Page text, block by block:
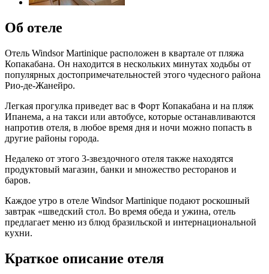
Об отеле
Отель Windsor Martinique расположен в квартале от пляжа
Копакабана. Он находится в нескольких минутах ходьбы от
популярных достопримечательностей этого чудесного района
Рио-де-Жанейро.
Легкая прогулка приведет вас в Форт Копакабана и на пляж
Ипанема, а на такси или автобусе, которые останавливаются
напротив отеля, в любое время дня и ночи можно попасть в
другие районы города.
Недалеко от этого 3-звездочного отеля также находятся
продуктовый магазин, банки и множество ресторанов и
баров.
Каждое утро в отеле Windsor Martinique подают роскошный
завтрак «шведский стол. Во время обеда и ужина, отель
предлагает меню из блюд бразильской и интернациональной
кухни.
Краткое описание отеля